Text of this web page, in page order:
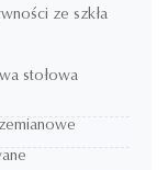
ze szkła
stołowa